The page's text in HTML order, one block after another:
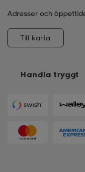
Handla tryggt
Adresser och
Till karta